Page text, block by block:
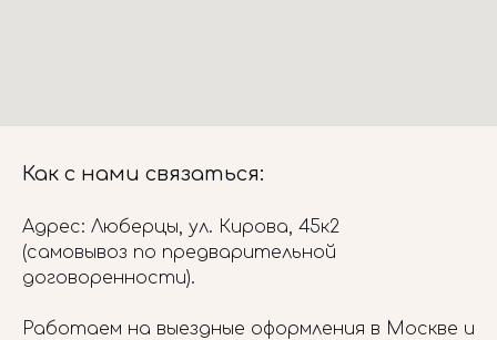
Как с нами связаться:
Адрес: Люберцы, ул. Кирова, 45к2
(самовывоз по предварительной
договоренности).
Работаем на выездные оформления в Москве и